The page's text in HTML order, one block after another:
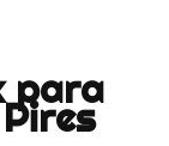
para